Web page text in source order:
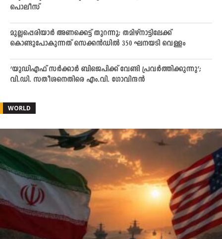
പൊലീസ്
മുല്ലപ്പെരിയാര്‍ അണക്കെട്ട് തുറന്നു; തമിഴ്‌നാട്ടിലേക്ക്
കൊണ്ടുപോകുന്നത് സെക്കന്‍ഡില്‍ 350 ഘനയടി വെള്ളം
‘യുഡിഎഫ് സർക്കാർ ബിജെപിക്ക് വേണ്ടി പ്രവർത്തിക്കുന്നു’;
വി.ഡി. സതീശനെതിരെ എം.വി. ഗോവിന്ദൻ
WORLD